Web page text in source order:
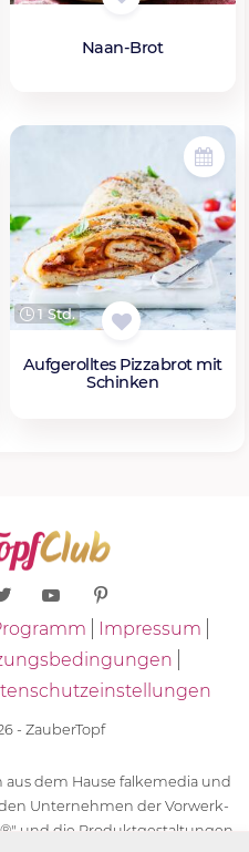
Naan-Brot
1 Std.
Aufgerolltes Pizzabrot mit
Schinken
Impressum
- ZauberTopf
aus dem Hause falkemedia und
Unternehmen der Vorwerk-
und die Produktgestaltungen